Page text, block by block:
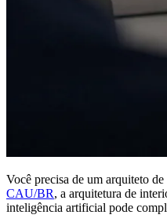
Você precisa de um arquiteto
CAU/BR, a arquitetura de
inteligência artificial pode